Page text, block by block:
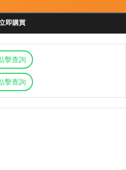
即購買
擊查詢
擊查詢